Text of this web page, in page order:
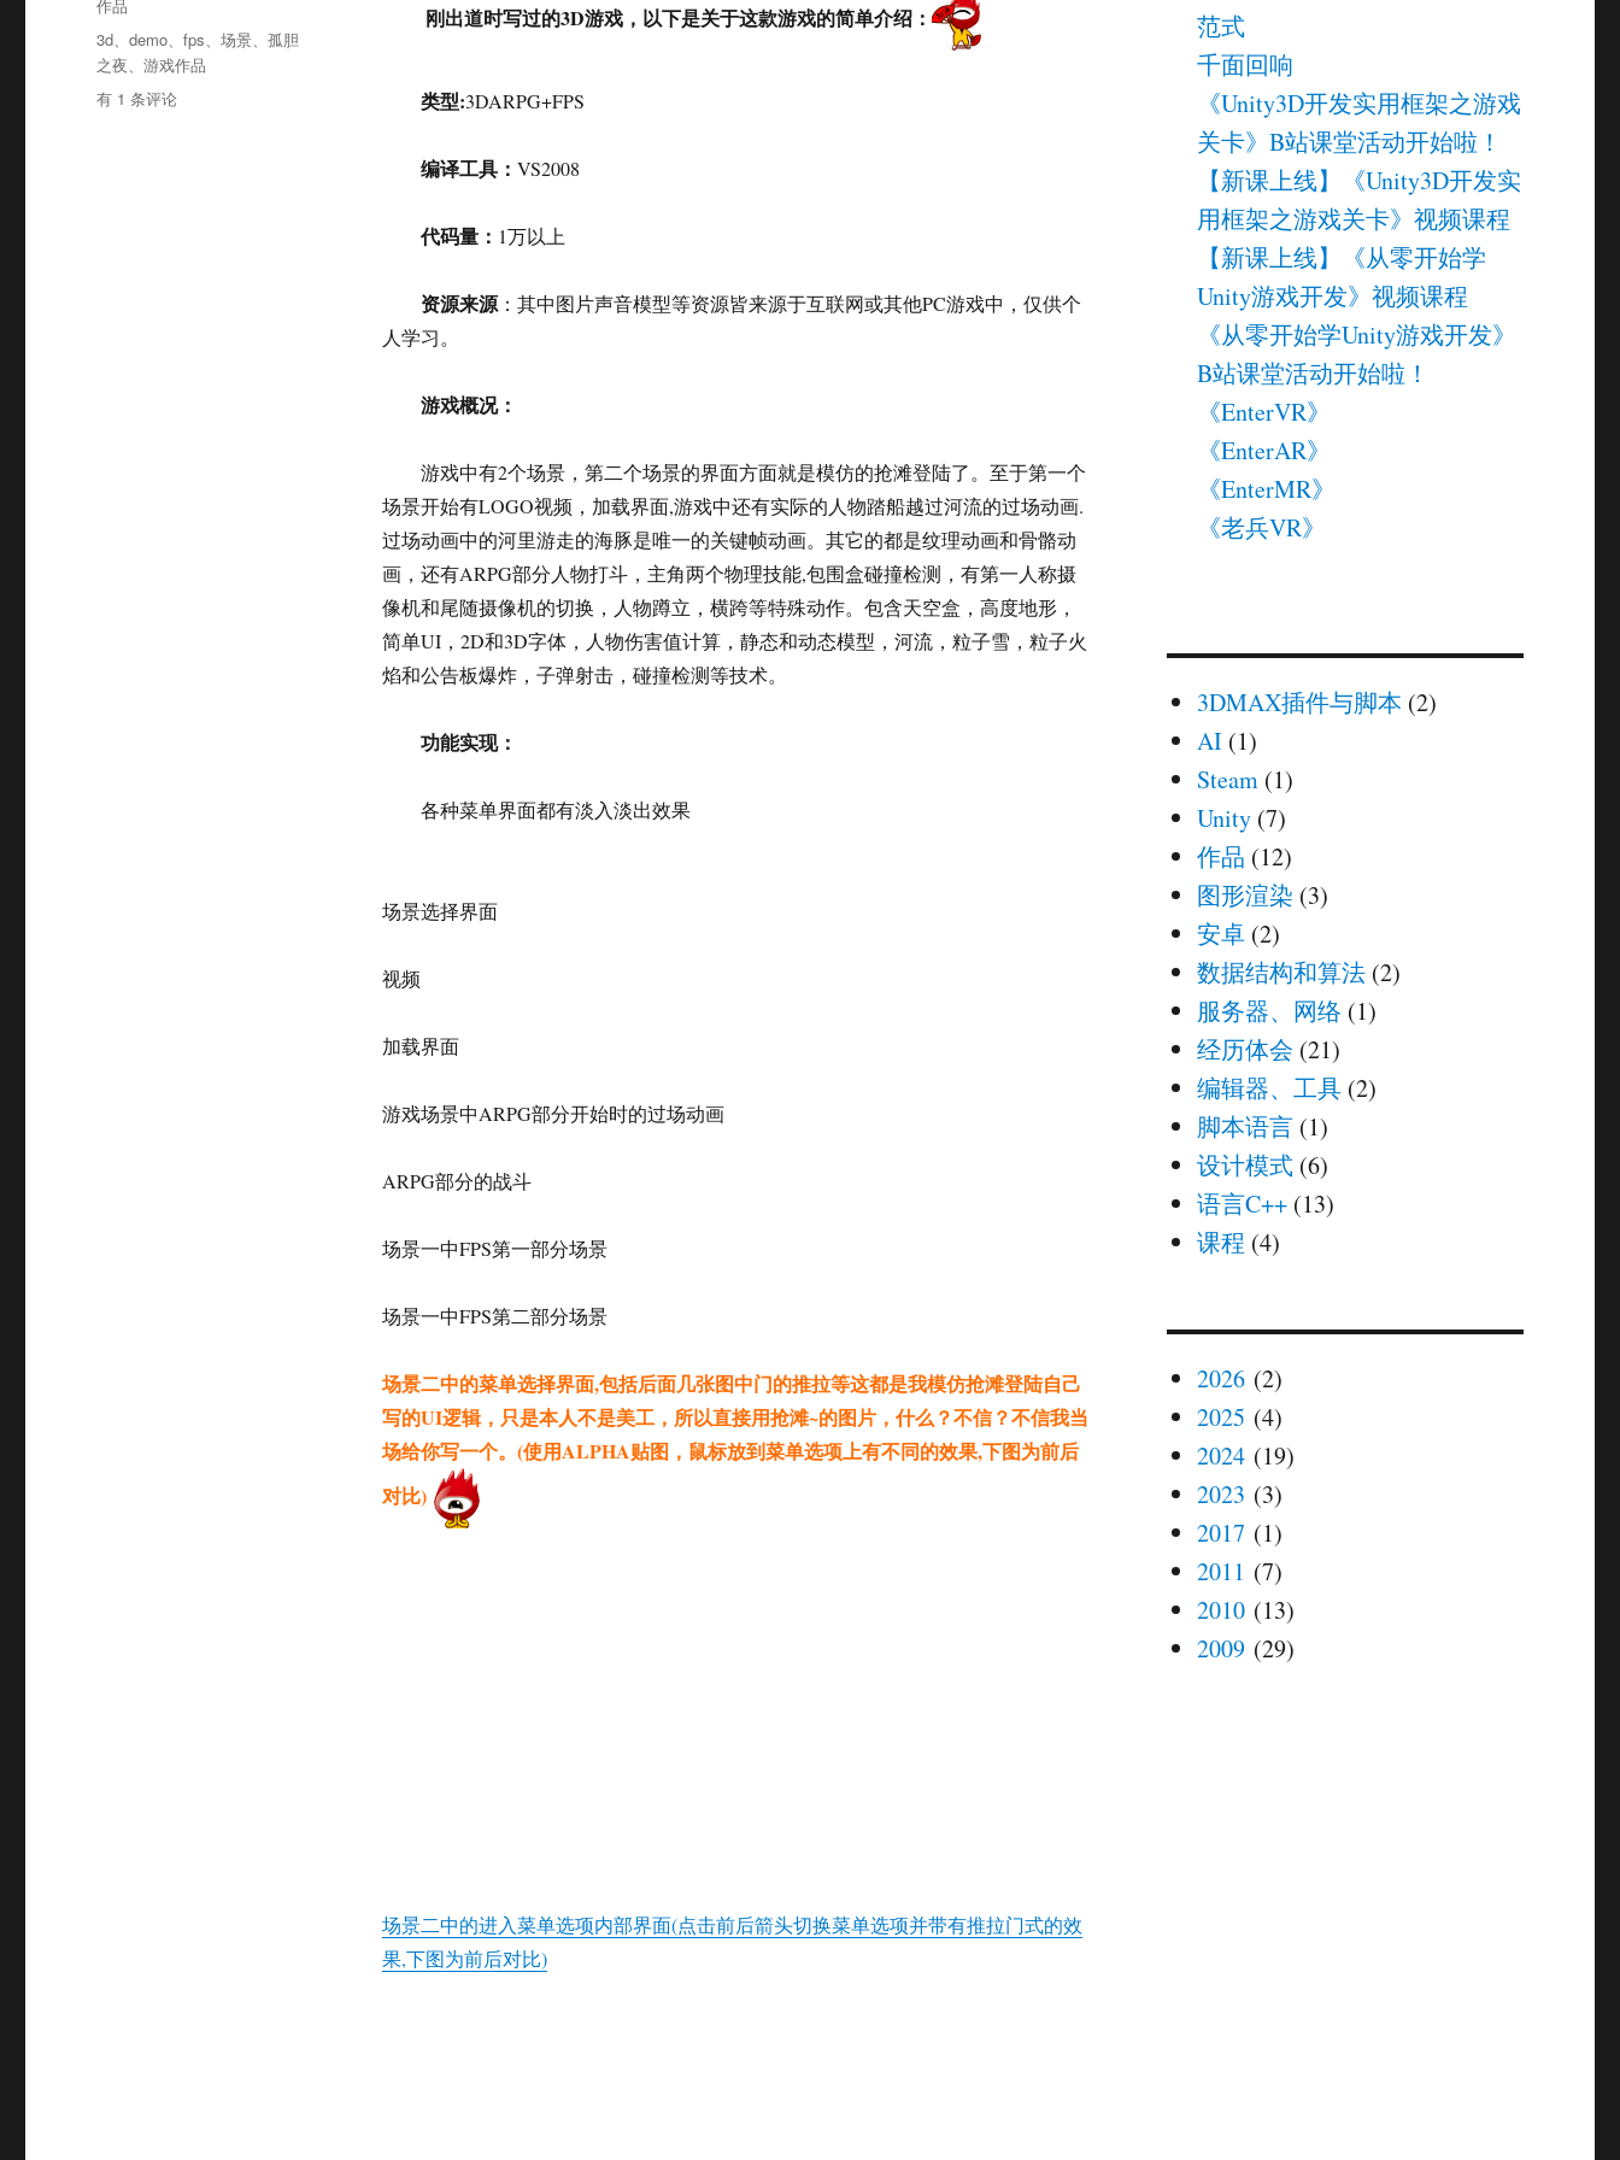
刚出道时写过的3D游戏，以下是关于这款游戏的简单介绍：
类型:3DARPG+FPS
编译工具： VS2008
代码量： 1万以上
资源来源：其中图片声音模型等资源皆来源于互联网或其他PC游戏中，仅供个
人学习。
游戏概况：
游戏中有2个场景，第二个场景的界面方面就是模仿的抢滩登陆了。至于第一个
场景开始有LOGO视频，加载界面,游戏中还有实际的人物踏船越过河流的过场动画.
过场动画中的河里游走的海豚是唯一的关键帧动画。其它的都是纹理动画和骨骼动
画，还有ARPG部分人物打斗，主角两个物理技能,包围盒碰撞检测，有第一人称摄
像机和尾随摄像机的切换，人物蹲立，横跨等特殊动作。包含天空盒，高度地形，
简单UI，2D和3D字体，人物伤害值计算，静态和动态模型，河流，粒子雪，粒子火
焰和公告板爆炸，子弹射击，碰撞检测等技术。
功能实现：
各种菜单界面都有淡入淡出效果
场景选择界面
视频
加载界面
游戏场景中ARPG部分开始时的过场动画
ARPG部分的战斗
场景一中FPS第一部分场景
场景一中FPS第二部分场景
场景二中的菜单选择界面,包括后面几张图中门的推拉等这都是我模仿抢滩登陆自己
写的UI逻辑，只是本人不是美工，所以直接用抢滩~的图片，什么？不信？不信我当
场给你写一个。(使用ALPHA贴图，鼠标放到菜单选项上有不同的效果,下图为前后
对比)
场景二中的进入菜单选项内部界面(点击前后箭头切换菜单选项并带有推拉门式的效
果,下图为前后对比)
于
类
作品
标
签
3d、demo、fps、场景、孤胆
之夜、游戏作品
《孤
有 1 条评论
范式
千面回响
《Unity3D开发实用框架之游戏
关卡》B站课堂活动开始啦！
【新课上线】《Unity3D开发实
用框架之游戏关卡》视频课程
【新课上线】《从零开始学
Unity游戏开发》视频课程
《从零开始学Unity游戏开发》
B站课堂活动开始啦！
《EnterVR》
《EnterAR》
《EnterMR》
《老兵VR》
3DMAX插件与脚本 (2)
AI(1)
Steam(1)
Unity(7)
作品 (12)
图形渲染 (3)
安卓(2)
数据结构和算法(2)
服务器、网络 (1)
经历体会 (21)
编辑器、工具(2)
脚本语言(1)
设计模式(6)
语言C++(13)
课程 (4)
2026(2)
2025 (4)
2024(19)
2023 (3)
2017 (1)
2011 (7)
2010(13)
2009(29)